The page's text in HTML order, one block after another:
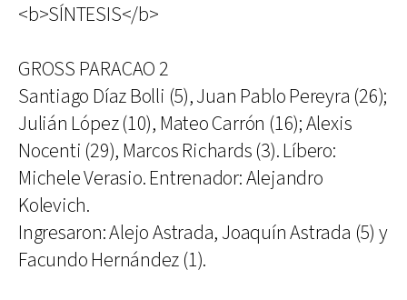
<b>SÍNTESIS</b>
GROSS PARACAO 2
Santiago Díaz Bolli (5), Juan Pablo Pereyra (26);
Julián López (10), Mateo Carrón (16); Alexis
Nocenti (29), Marcos Richards (3). Líbero:
Michele Verasio. Entrenador: Alejandro
Kolevich.
Ingresaron: Alejo Astrada, Joaquín Astrada (5) y
Facundo Hernández (1).